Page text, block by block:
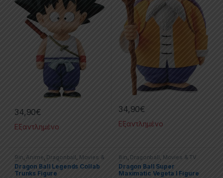
34,90€
Εξαντλημένο
34,90€
Εξαντλημένο
9in, Anime, Dragonball, Movies &
TV Series, PVC Figures
Dragon Ball Legends Collab
Trunks Figure
8in, Dragonball, Movies & TV
Series
Dragon Ball Super
Maximatic Vegeta I Figure